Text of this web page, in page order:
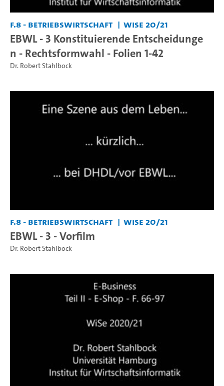
F.8 - Betriebswirtschaft WiSe 20/21
EBWL - 3 Konstituierende Entscheidunge
n - Rechtsformwahl - Folien 1-42
Dr. Robert Stahlbock
F.8 - Betriebswirtschaft WiSe 20/21
EBWL - 3 - Vorfilm
Dr. Robert Stahlbock